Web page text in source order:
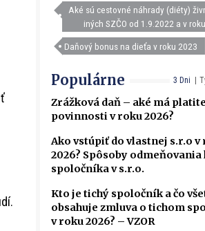
Aké sú cestovné náhrady (diéty)
iných SZČO od 1.9.2022 a v
Daňový bonus na dieťa v roku 2023
3 Dni
Populárne
Zrážková daň – aké má
povinnosti v roku 2026?
Ako vstúpiť do vlastnej s.r.o v
2026? Spôsoby
spoločníka v s.r.o.
Kto je tichý spoločník a čo
obsahuje zmluva o tichom
v roku 2026? – VZOR